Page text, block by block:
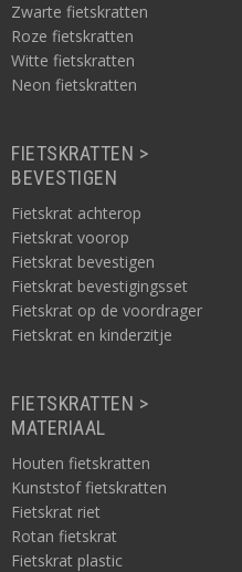
Zwarte fietskratten
Roze fietskratten
Witte fietskratten
Neon fietskratten
FIETSKRATTEN >
BEVESTIGEN
Fietskrat achterop
Fietskrat voorop
Fietskrat bevestigen
Fietskrat bevestigingsset
Fietskrat op de voordrager
Fietskrat en kinderzitje
FIETSKRATTEN >
MATERIAAL
Houten fietskratten
Kunststof fietskratten
Fietskrat riet
Rotan fietskrat
Fietskrat plastic